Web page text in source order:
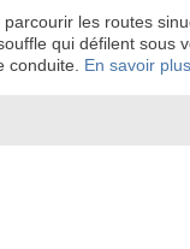
les routes
qui défilent sous
conduite. En savoir